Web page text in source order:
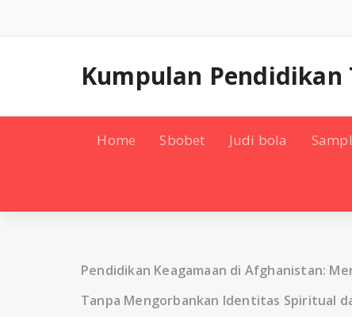
content
Kumpulan Pendidikan
Home Sbobet Judi bola
Pendidikan Keagamaan di Afghanistan:
Tanpa Mengorbankan Identitas Spiritual